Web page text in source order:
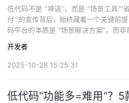
低代码不是 “神话”，而是 “场景工具”“
付” 的宣传背后，始终藏着一个关键前
码平台的本质是 “场景解决方案”，而非
融合 + 通用办公” 三重场景为测试维度
星图旗下）、阿里宜搭、树根互联根
开发者
2025-10-28 15:25:31
低代码“功能多=难用”？